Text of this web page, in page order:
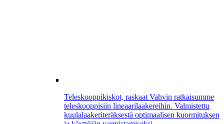
Teleskooppikiskot, raskaat Vahvin ratkaisumme
teleskooppisiin lineaarilaakereihin. Valmistettu
kuulalaakeriteräksestä optimaalisen kuormituksen